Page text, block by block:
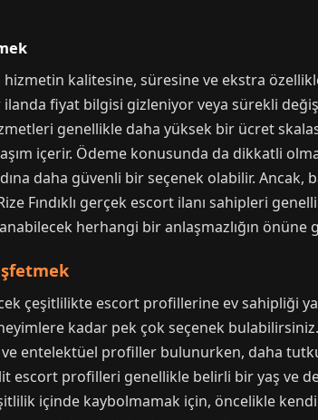
hizmetin kalitesine, süresine ve ekstra
fiyat bilgisi gizleniyor veya sürekli
genellikle daha yüksek bir ücret
içerir. Ödeme konusunda da dikkatli
daha güvenli bir seçenek olabilir. Ancak,
Fındıklı gerçek escort ilanı sahipleri
herhangi bir anlaşmazlığın önüne
çeşitlilikte escort profillerine ev sahipliği
kadar pek çok seçenek
entelektüel profiller bulunurken, daha
escort profilleri genellikle belirli bir yaş ve
içinde kaybolmamak için, öncelikle kendi